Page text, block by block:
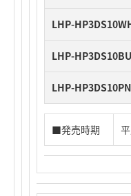
LHP-
LHP-HP3DS10BU
LHP-HP3DS10PN
■発売時期